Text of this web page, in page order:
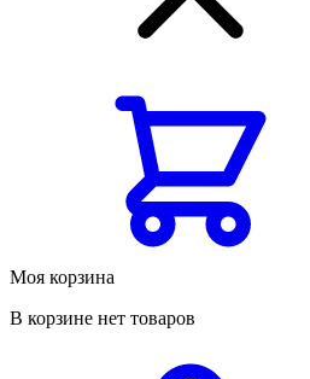
Моя корзина
В корзине нет товаров